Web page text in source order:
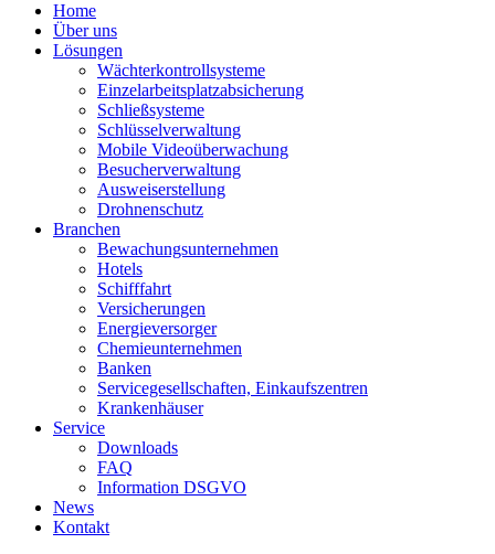
Home
Über uns
Lösungen
Wächterkontrollsysteme
Einzelarbeitsplatzabsicherung
Schließsysteme
Schlüsselverwaltung
Mobile Videoüberwachung
Besucherverwaltung
Ausweiserstellung
Drohnenschutz
Branchen
Bewachungsunternehmen
Hotels
Schifffahrt
Versicherungen
Energieversorger
Chemieunternehmen
Banken
Servicegesellschaften, Einkaufszentren
Krankenhäuser
Service
Downloads
FAQ
Information DSGVO
News
Kontakt